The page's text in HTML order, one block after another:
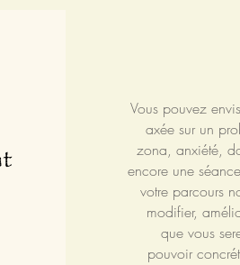
Vous pouvez
axée sur un
zona, anxiété,
encore une
votre parcours
modifier,
que vous
pouvoir